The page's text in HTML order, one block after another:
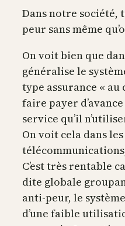
Dans notre société,
peur sans même
On voit bien que
généralise le
type assurance « au
faire payer
service qu’il
On voit cela dans
C’est très rentable
dite globale
anti-peur, le
d’une faible